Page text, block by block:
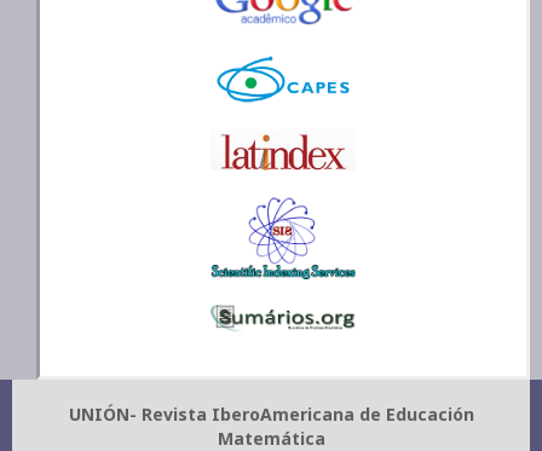
UNIÓN- Revista IberoAmericana de Educación
Matemática